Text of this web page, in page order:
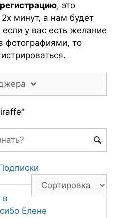
, это
минут, а нам будет
у вас есть желание
фотографиями, то
в
Елене